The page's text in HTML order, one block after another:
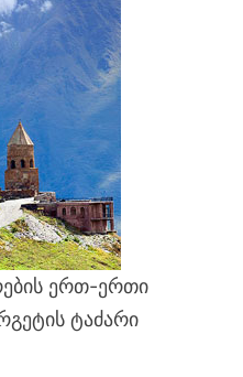
ერთ-ერთი
ტაძარი